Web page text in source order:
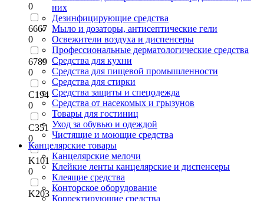
0
6667
0
6789
0
C194
0
C351
0
K101
0
K203
них
Дезинфицирующие средства
Мыло и дозаторы, антисептические гели
Освежители воздуха и диспенсеры
Профессиональные дерматологические средства
Средства для кухни
Средства для пищевой промышленности
Средства для стирки
Средства защиты и спецодежда
Средства от насекомых и грызунов
Товары для гостиниц
Уход за обувью и одеждой
Чистящие и моющие средства
Канцелярские товары
Канцелярские мелочи
Клейкие ленты канцелярские и диспенсеры
Клеящие средства
Конторское оборудование
Корректирующие средства